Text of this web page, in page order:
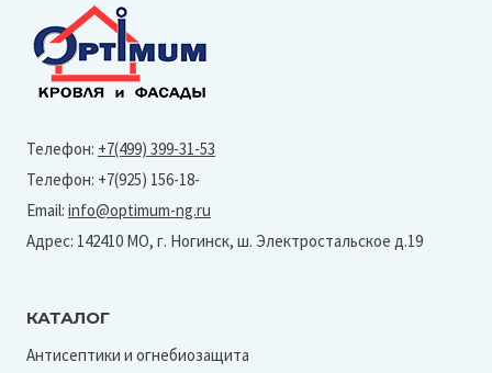
Телефон: +7(499) 399-31-53
Телефон: +7(925) 156-18-
Email: info@optimum-ng.ru
Адрес: 142410 МО, г. Ногинск, ш. Электростальское д.19
КАТАЛОГ
Антисептики и огнебиозащита